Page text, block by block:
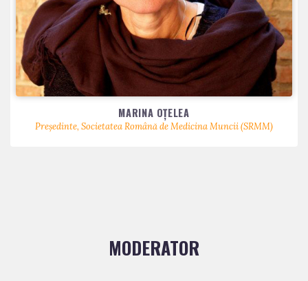
MARINA OȚELEA
Președinte, Societatea Română de Medicina Muncii (SRMM)
MODERATOR